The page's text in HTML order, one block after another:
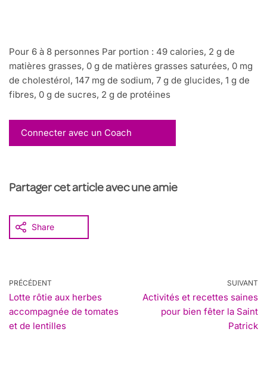
Pour 6 à 8 personnes Par portion : 49 calories, 2 g de
matières grasses, 0 g de matières grasses saturées, 0 mg
de cholestérol, 147 mg de sodium, 7 g de glucides, 1 g de
fibres, 0 g de sucres, 2 g de protéines
Connecter avec un Coach
Partager cet article avec une amie
Share
PRÉCÉDENT
Lotte rôtie aux herbes
accompagnée de tomates
et de lentilles
SUIVANT
Activités et recettes saines
pour bien fêter la Saint
Patrick